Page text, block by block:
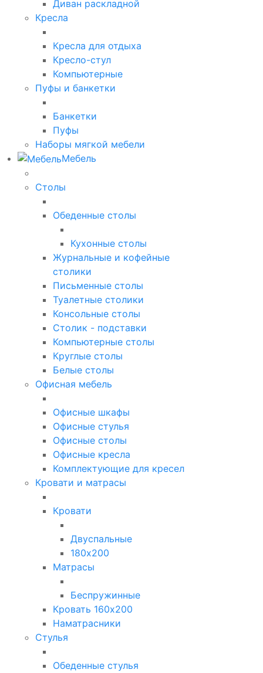
Диван раскладной
Кресла
Кресла для отдыха
Кресло-стул
Компьютерные
Пуфы и банкетки
Банкетки
Пуфы
Наборы мягкой мебели
Мебель
Столы
Обеденные столы
Кухонные столы
Журнальные и кофейные
столики
Письменные столы
Туалетные столики
Консольные столы
Столик - подставки
Компьютерные столы
Круглые столы
Белые столы
Офисная мебель
Офисные шкафы
Офисные стулья
Офисные столы
Офисные кресла
Комплектующие для кресел
Кровати и матрасы
Кровати
Двуспальные
180х200
Матрасы
Беспружинные
Кровать 160х200
Наматрасники
Стулья
Обеденные стулья